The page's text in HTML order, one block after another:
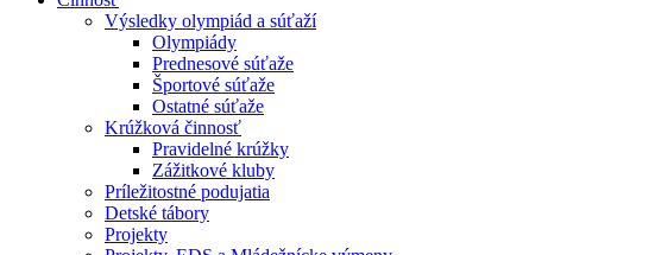
Výsledky olympiád a súťaží
Olympiády
Prednesové súťaže
Športové súťaže
Ostatné súťaže
Krúžková činnosť
Pravidelné krúžky
Zážitkové kluby
Príležitostné podujatia
Detské tábory
Projekty